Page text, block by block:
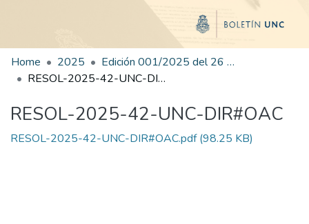
Home 2025
Edición 001/2025 del 26 de mayo de 2025
RESOL-2025-42-UNC-DIR#OAC
RESOL-2025-42-UNC-DIR#OAC
RESOL-2025-42-UNC-DIR#OAC.pdf(98.25 KB)